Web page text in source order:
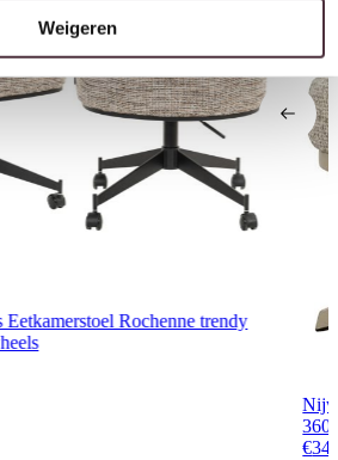
Rochenne trendy
360
€